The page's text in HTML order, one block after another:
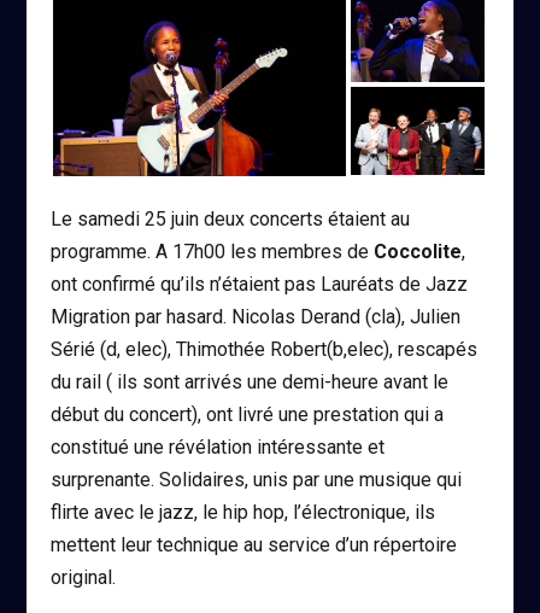
Le samedi 25 juin deux concerts étaient au
programme. A 17h00 les membres de Coccolite,
ont confirmé qu’ils n’étaient pas Lauréats de Jazz
Migration par hasard. Nicolas Derand (cla), Julien
Sérié (d, elec), Thimothée Robert(b,elec), rescapés
du rail ( ils sont arrivés une demi-heure avant le
début du concert), ont livré une prestation qui a
constitué une révélation intéressante et
surprenante. Solidaires, unis par une musique qui
flirte avec le jazz, le hip hop, l’électronique, ils
mettent leur technique au service d’un répertoire
original.